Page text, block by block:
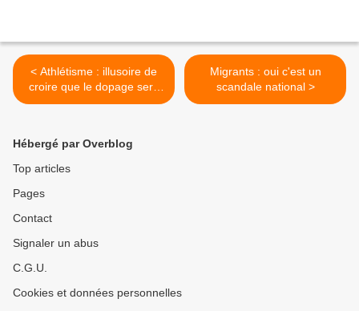
< Athlétisme : illusoire de
croire que le dopage sera
vaincu
Migrants : oui c'est un
scandale national >
Hébergé par Overblog
Top articles
Pages
Contact
Signaler un abus
C.G.U.
Cookies et données personnelles